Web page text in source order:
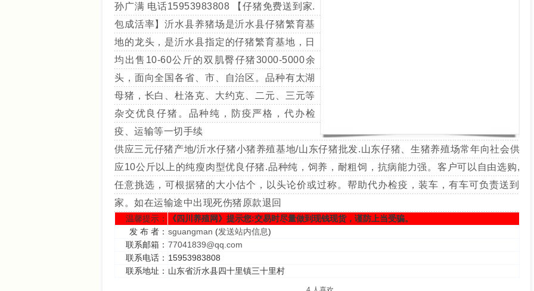
孙广满 电话15953983808 【仔猪免费送到家.
包成活率】沂水县养猪场是沂水县仔猪繁育基
地的龙头，是沂水县指定的仔猪繁育基地，日
均出售10-60公斤的双肌臀仔猪3000-5000余
头，面向全国各省、市、自治区。品种有太湖
母猪，长白、杜洛克、大约克、二元、三元等
杂交优良仔猪。品种纯，防疫严格，代办检
疫、运输等一切手续
供应三元仔猪产地/沂水仔猪小猪养殖基地/山东仔猪批发.山东仔猪、生猪养殖场常年向社会供
应10公斤以上的纯瘦肉型优良仔猪.品种纯，饲养，耐粗饲，抗病能力强。客户可以自由选购,
任意挑选，可根据猪的大小估个，以头论价或过称。帮助代办检疫，装车，有车可负责送到
家。如在运输途中出现死伤猪原款退回
温馨提示：
《四川养殖网》提示您:交易时尽量做到现钱现货，谨防上当受骗。
发 布 者： sguangman (发送站内信息)
联系邮箱： 77041839@qq.com
联系电话： 15953983808
联系地址： 山东省沂水县四十里镇三十里村